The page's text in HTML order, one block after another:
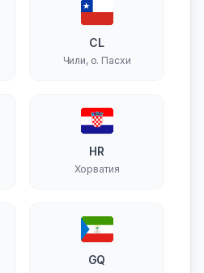
CL
Чили, о. Пасхи
HR
Хорватия
GQ